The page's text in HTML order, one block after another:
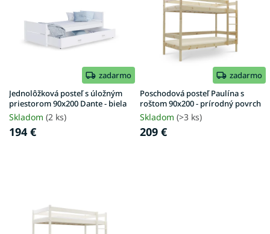
u
k
t
o
zadarmo
Jednolôžková posteľ s úložným
priestorom 90x200 Dante - biela
Skladom (2 ks)
194 €
zadarmo
Poschodová posteľ Paulína s
roštom 90x200 - prírodný povrch
Skladom (>3 ks)
209 €